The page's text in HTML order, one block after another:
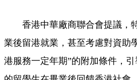
香港中華廠商聯合會提議，
業後留港就業，甚至考慮對資助
港服務一定年期”的附加條件，